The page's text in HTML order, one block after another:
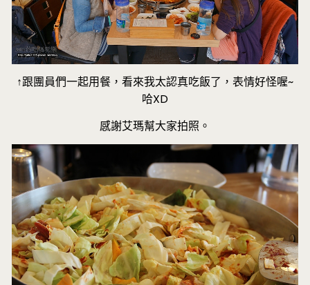
↑跟團員們一起用餐，看來我太認真吃飯了，表情好怪喔~
哈XD
感謝艾瑪幫大家拍照。